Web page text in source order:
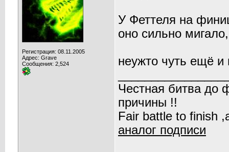
Регистрация: 08.11.2005
Адрес: Grave
Сообщения: 2,524
У Феттеля на
оно сильно мигало,
неужто чуть ещё и
Честная битва до
причины !!
Fair battle to finish
аналог подписи